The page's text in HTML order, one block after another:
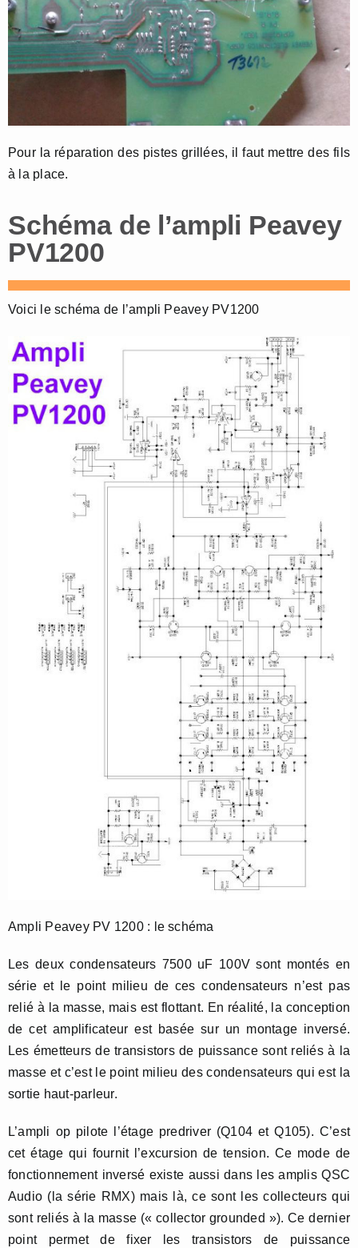
Pour la réparation des pistes grillées, il faut mettre des fils
à la place.
Schéma de l’ampli Peavey
PV1200
Voici le schéma de l’ampli Peavey PV1200
Ampli Peavey PV 1200 : le schéma
Les deux condensateurs 7500 uF 100V sont montés en
série et le point milieu de ces condensateurs n’est pas
relié à la masse, mais est flottant. En réalité, la conception
de cet amplificateur est basée sur un montage inversé.
Les émetteurs de transistors de puissance sont reliés à la
masse et c’est le point milieu des condensateurs qui est la
sortie haut-parleur.
L’ampli op pilote l’étage predriver (Q104 et Q105). C’est
cet étage qui fournit l’excursion de tension. Ce mode de
fonctionnement inversé existe aussi dans les amplis QSC
Audio (la série RMX) mais là, ce sont les collecteurs qui
sont reliés à la masse (« collector grounded »). Ce dernier
point permet de fixer les transistors de puissance